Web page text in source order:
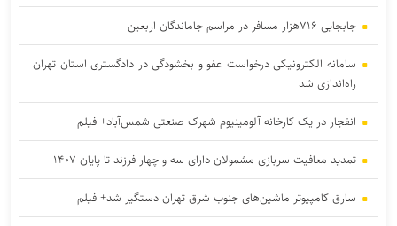
جابجایی ۷۱۶هزار مسافر در مراسم جاماندگان اربعین
سامانه الکترونیکی درخواست عفو و بخشودگی در دادگستری استان تهران
راه‌اندازی شد
انفجار در یک کارخانه آلومینیوم شهرک صنعتی شمس‌آباد+ فیلم
تمدید معافیت سربازی مشمولان دارای سه و چهار فرزند تا پایان ۱۴۰۷
سارق کامپیوتر ماشین‌های جنوب شرق تهران دستگیر شد+ فیلم